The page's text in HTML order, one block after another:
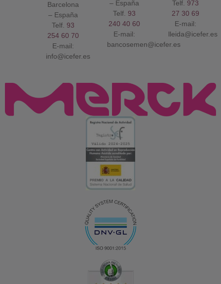
Barcelona
– España
Telf. 93
254 60 70
E-mail:
info@icefer.es
– España
Telf. 93
240 40 60
E-mail:
bancosemen@icefer.es
Telf. 973
27 30 69
E-mail:
lleida@icefer.es